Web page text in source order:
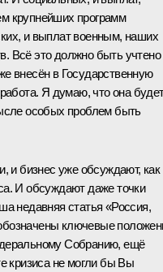
крупнейших программ
и выплат военным, наших
Всё это должно быть учтено
внесён в Государственную
Я думаю, что она
особых проблем быть
и бизнес уже обсуждают, как
И обсуждают даже точки
недавняя статья «Россия,
ключевые
Собранию, ещё
кризиса не могли бы Вы